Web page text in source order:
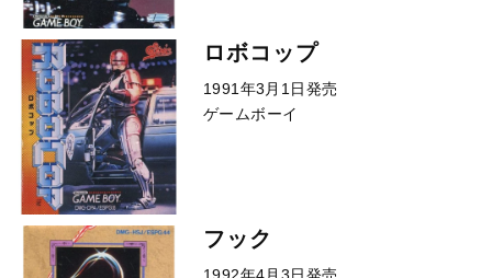
ロボコップ
1991年3月1日発売
ゲームボーイ
フック